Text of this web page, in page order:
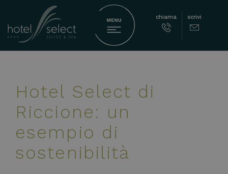
chiama scrivi
Hotel Select di
Riccione: un
esempio di
sostenibilità